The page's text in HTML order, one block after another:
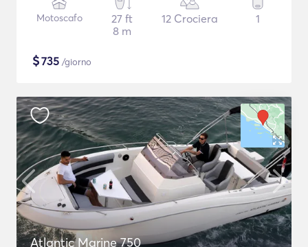
Motoscafo
27 ft
8 m
12 Crociera 1
$735 /giorno
Atlantic Marine 750